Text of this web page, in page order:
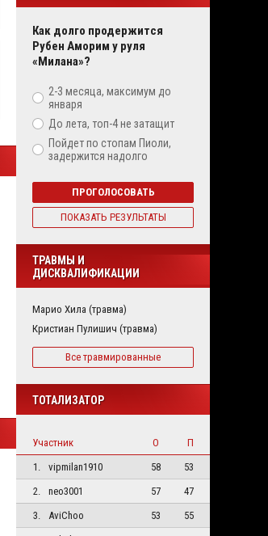
Как долго продержится
Рубен Аморим у руля
«Милана»?
2-3 месяца, максимум до
января
До лета, топ-4 не затащит
Пойдет по стопам Пиоли,
задержится надолго
ПРОГОЛОСОВАТЬ
ПОКАЗАТЬ РЕЗУЛЬТАТЫ
ТРАВМЫ И
ДИСКВАЛИФИКАЦИИ
Марио Хила (травма)
Кристиан Пулишич (травма)
Все травмированные
ТОТАЛИЗАТОР
Участник О
П
1.
vipmilan1910 58
53
2.
neo3001 57
47
3.
AviChoo 53
55